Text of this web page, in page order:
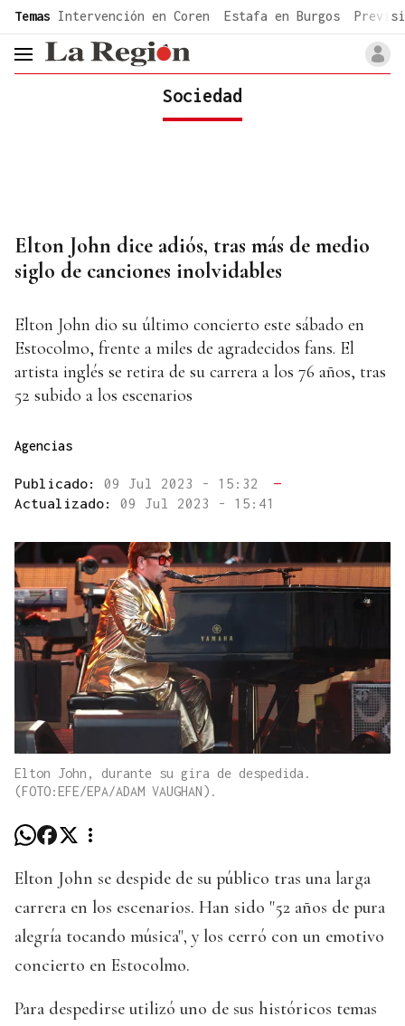
common.go-to-content
Temas Intervención en Coren Estafa en Burgos
header.menu.open
Sociedad
Elton John dice adiós, tras más de medio
siglo de canciones inolvidables
Elton John dio su último concierto este sábado en
Estocolmo, frente a miles de agradecidos fans. El
artista inglés se retira de su carrera a los 76 años, tras
52 subido a los escenarios
Agencias
Publicado: 09 Jul 2023 - 15:32
—
Actualizado: 09 Jul 2023 - 15:41
Elton John, durante su gira de despedida.
(FOTO:EFE/EPA/ADAM VAUGHAN).
Elton John se despide de su público tras una larga
carrera en los escenarios. Han sido "52 años de pura
alegría tocando música", y los cerró con un emotivo
concierto en Estocolmo.
Para despedirse utilizó uno de sus históricos temas